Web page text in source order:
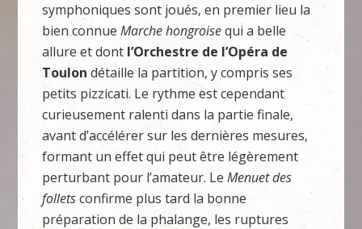
symphoniques sont joués, en premier lieu la
bien connueMarchehongroisequi a belle
allure et dont l’Orchestre de l’Opéra de
Toulon détaille la partition, y compris ses
petits pizzicati. Le rythme est cependant
curieusement ralenti dans la partie finale,
avant d’accélérer sur les dernières mesures,
formant un effet qui peut être légèrement
perturbant pour l’amateur. LeMenuet des
folletsconfirme plus tard la bonne
préparation de la phalange, les ruptures